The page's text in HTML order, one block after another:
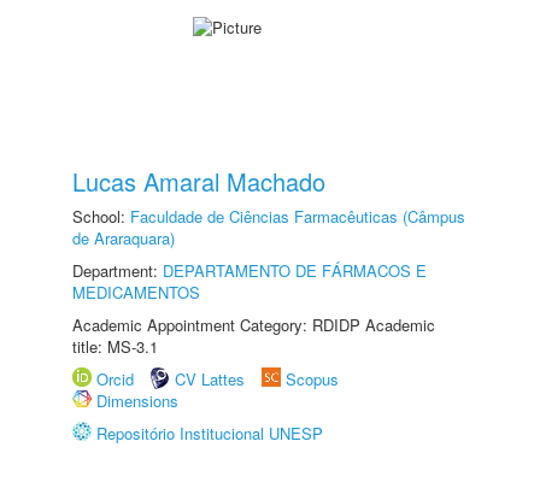
Lucas Amaral Machado
School: Faculdade de Ciências Farmacêuticas (Câmpus
de Araraquara)
Department: DEPARTAMENTO DE FÁRMACOS E
MEDICAMENTOS
Academic Appointment Category: RDIDP Academic
title: MS-3.1
Orcid
CV Lattes
Scopus
Dimensions
Repositório Institucional UNESP